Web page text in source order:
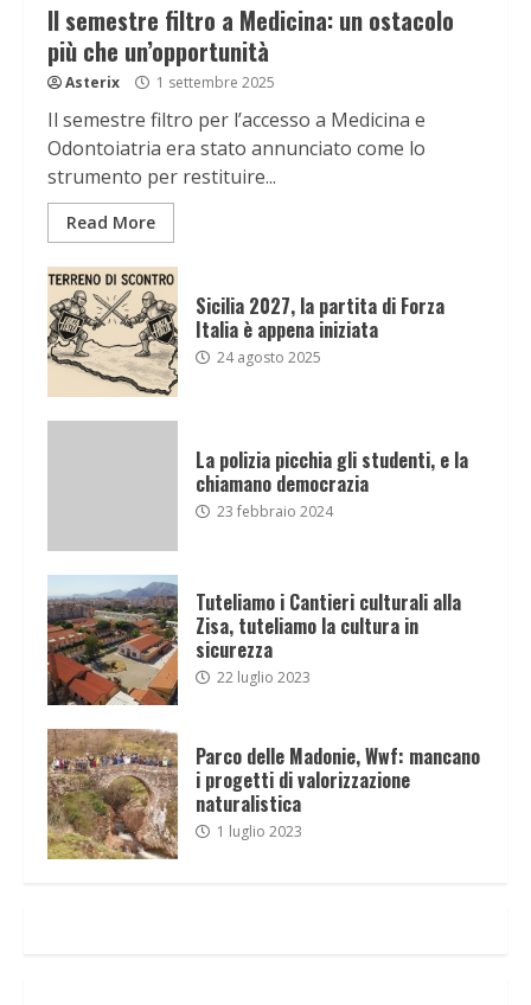
Il semestre filtro a Medicina: un ostacolo
più che un’opportunità
Asterix 1 settembre 2025
Il semestre filtro per l’accesso a Medicina e
Odontoiatria era stato annunciato come lo
strumento per restituire...
Read More
Sicilia 2027, la partita di Forza
Italia è appena iniziata
24 agosto 2025
La polizia picchia gli studenti, e la
chiamano democrazia
23 febbraio 2024
Tuteliamo i Cantieri culturali alla
Zisa, tuteliamo la cultura in
sicurezza
22 luglio 2023
Parco delle Madonie, Wwf: mancano
i progetti di valorizzazione
naturalistica
1 luglio 2023